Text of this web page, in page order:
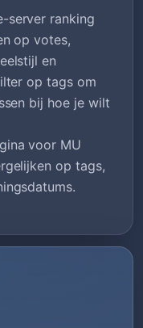
server ranking
op votes,
en
op tags om
bij hoe je wilt
voor MU
op tags,